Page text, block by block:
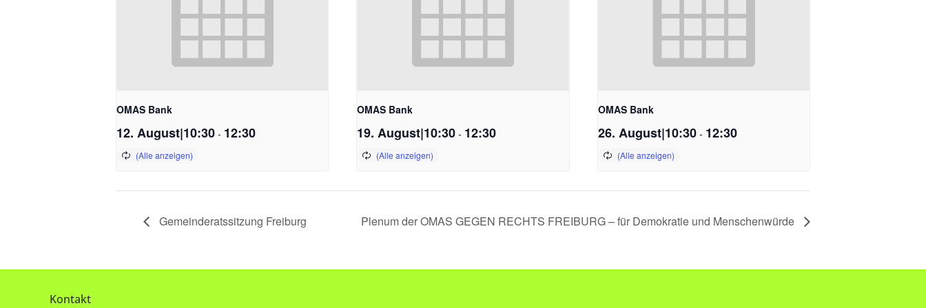
OMAS Bank
12. August|10:30- 12:30
OMAS Bank
19. August|10:30 - 12:30
OMAS Bank
26. August|10:30- 12:30
Gemeinderatssitzung Freiburg Plenum der OMAS GEGEN RECHTS FREIBURG – für Demokratie und Menschenwürde
Kontakt